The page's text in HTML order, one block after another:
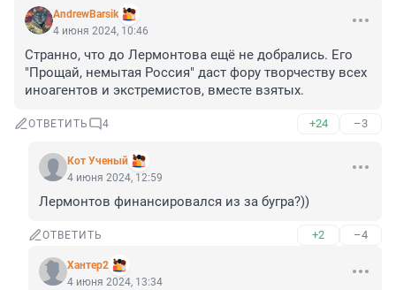
AndrewBarsik
4 июня 2024, 10:46
Странно, что до Лермонтова ещё не добрались. Его
"Прощай, немытая Россия" даст фору творчеству всех
иноагентов и экстремистов, вместе взятых.
ОТВЕТИТЬ 4 +24 –3
Кот Ученый
4 июня 2024, 12:59
Лермонтов финансировался из за бугра?))
ОТВЕТИТЬ +2 –4
Хантер2
4 июня 2024, 13:34